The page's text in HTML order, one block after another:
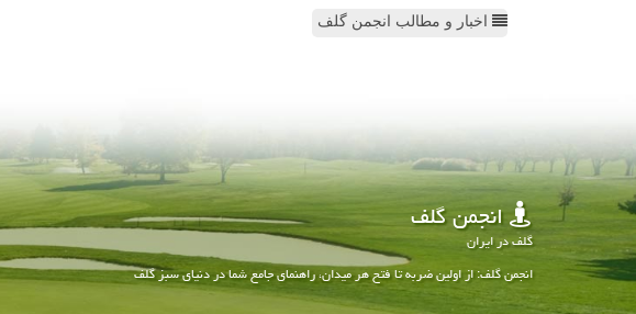
اخبار و مطالب انجمن گلف
انجمن گلف
گلف در ایران
انجمن گلف: از اولین ضربه تا فتح هر میدان، راهنمای جامع شما در دنیای سبز گلف